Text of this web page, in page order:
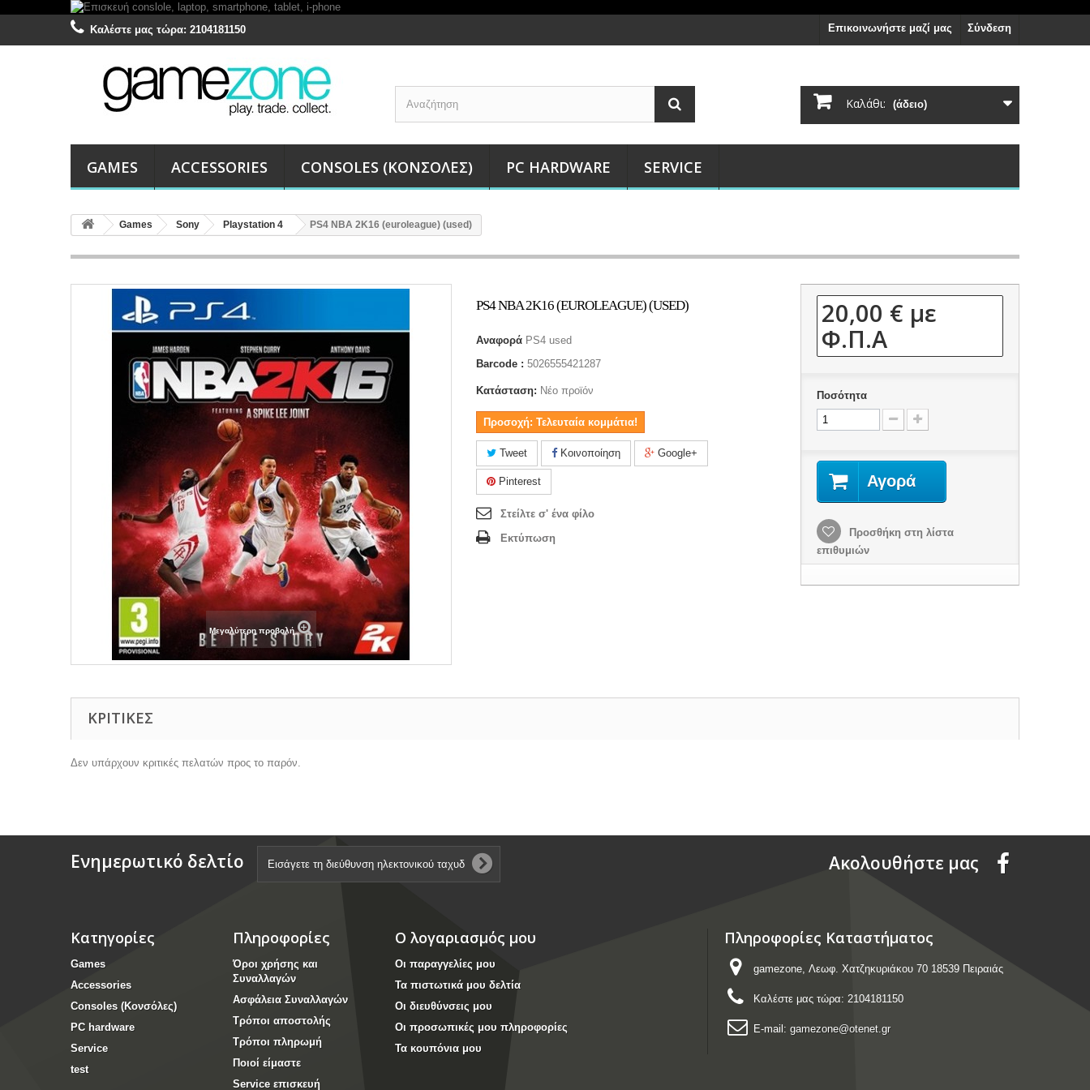
Σύνδεση
Επικοινωνήστε μαζί μας
Καλέστε μας τώρα: 2104181150
Καλάθι: (άδειο)
GAMES ACCESSORIES CONSOLES (ΚΟΝΣΌΛΕΣ) PC HARDWARE SERVICE
Games Sony Playstation 4 PS4 NBA 2K16 (euroleague) (used)
Μεγαλύτερη προβολή
PS4 NBA 2K16 (EUROLEAGUE) (USED)
Αναφορά PS4 used
Barcode : 5026555421287
Κατάσταση: Νέο προϊόν
Προσοχή: Τελευταία κομμάτια!
Tweet Κοινοποίηση Google+
Pinterest
Στείλτε σ' ένα φίλο
Εκτύπωση
20,00 € με
Φ.Π.Α
Ποσότητα
Αγορά
Προσθήκη στη λίστα
επιθυμιών
ΚΡΙΤΙΚΈΣ
Δεν υπάρχουν κριτικές πελατών προς το παρόν.
Ενημερωτικό δελτίο Aκολουθήστε μας
Κατηγορίες
Games
Accessories
Consoles (Κονσόλες)
PC hardware
Service
test
Πληροφορίες
Όροι χρήσης και
Συναλλαγών
Ασφάλεια Συναλλαγών
Τρόποι αποστολής
Τρόποι πληρωμή
Ποιοί είμαστε
Service επισκευή
Ο λογαριασμός μου
Οι παραγγελίες μου
Τα πιστωτικά μου δελτία
Οι διευθύνσεις μου
Οι προσωπικές μου πληροφορίες
Τα κουπόνια μου
Πληροφορίες Καταστήματος
gamezone, Λεωφ. Χατζηκυριάκου 70 18539 Πειραιάς
Καλέστε μας τώρα: 2104181150
E-mail: gamezone@otenet.gr